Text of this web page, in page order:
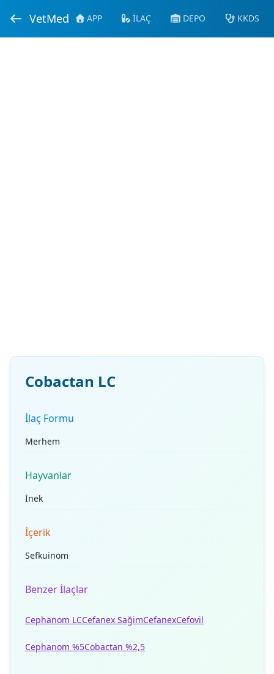
VetMed APP İLAÇ DEPO KKDS
Cobactan LC
İlaç Formu
Merhem
Hayvanlar
İnek
İçerik
Sefkuinom
Benzer İlaçlar
Cephanom LCCefanex SağimCefanexCefovil
Cephanom %5Cobactan %2,5